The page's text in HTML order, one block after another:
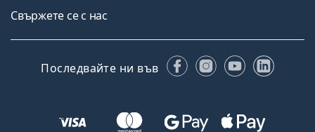
Свържете се с нас
Последвайте ни във FacebookInstagram
YouTube